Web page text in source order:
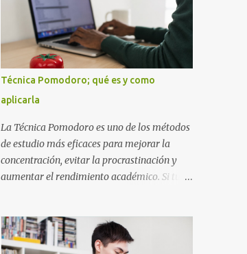
Y si tienes amigos también puedes
compartir el enlace de este artículo para que
así como a ti también ellos se puedan guiar
con esta explicación. Los datos esenciales
para una portada para presentar un trabajo
escrito a mano o impreso son los siguientes
y en este orden: Nombre de la escuela o del
instituto (Es muy importante este dato)
Título del trabajo (Puede ser: Ensayo sobre
la lectura, o Informe de computación)
Nombre completo del alumno que va a
maestro o catedrático Ciudad y fecha...
Técnica Pomodoro; qué es y como
aplicarla
La Técnica Pomodoro es uno de los métodos
de estudio más eficaces para mejorar la
concentración, evitar la procrastinación y
aumentar el rendimiento académico. Si tu
cada minuto de estudio sin sentirte agotado.
Técnica Pomodoro: qué es, cómo funciona y